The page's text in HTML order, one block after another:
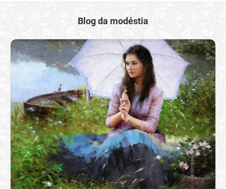
Blog da modéstia